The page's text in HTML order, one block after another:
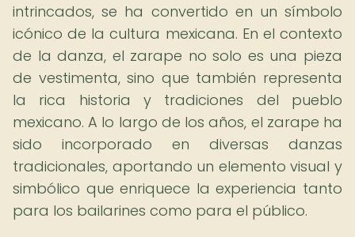
intrincados, se ha convertido en un símbolo
icónico de la cultura mexicana. En el contexto
de la danza, el zarape no solo es una pieza
de vestimenta, sino que también representa
la rica historia y tradiciones del pueblo
mexicano. A lo largo de los años, el zarape ha
sido incorporado en diversas danzas
tradicionales, aportando un elemento visual y
simbólico que enriquece la experiencia tanto
para los bailarines como para el público.